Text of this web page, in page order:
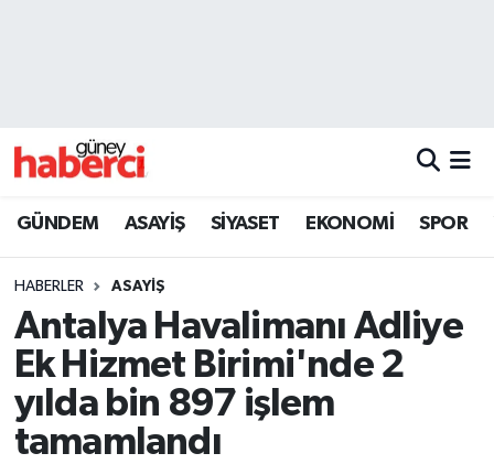
GÜNDEM ASAYİŞ SİYASET EKONOMİ SPOR
HABERLER ASAYİŞ
Antalya Havalimanı Adliye
Ek Hizmet Birimi'nde 2
yılda bin 897 işlem
tamamlandı
Beyoğlu Trafik Yoğunluk Haritası
Son Dakika Haberleri
Haber Arşivi